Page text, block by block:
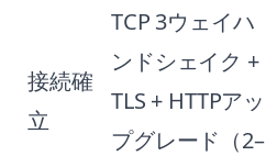
接続確
立
TCP 3ウェイハ
ンドシェイク +
TLS + HTTPアッ
プグレード（2–